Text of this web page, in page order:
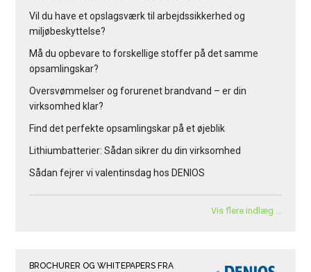
Vil du have et opslagsværk til arbejdssikkerhed og
miljøbeskyttelse?
Må du opbevare to forskellige stoffer på det samme
opsamlingskar?
Oversvømmelser og forurenet brandvand – er din
virksomhed klar?
Find det perfekte opsamlingskar på et øjeblik
Lithiumbatterier: Sådan sikrer du din virksomhed
Sådan fejrer vi valentinsdag hos DENIOS
Vis flere indlæg …
BROCHURER OG WHITEPAPERS FRA